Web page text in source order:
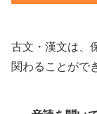
古文・漢文は、
関わることがで